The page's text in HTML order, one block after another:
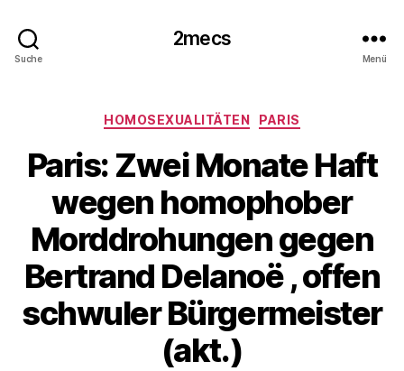
Suche
2mecs
Menü
Kategorien
HOMOSEXUALITÄTEN PARIS
Paris: Zwei Monate Haft
wegen homophober
Morddrohungen gegen
Bertrand Delanoë , offen
schwuler Bürgermeister
(akt.)